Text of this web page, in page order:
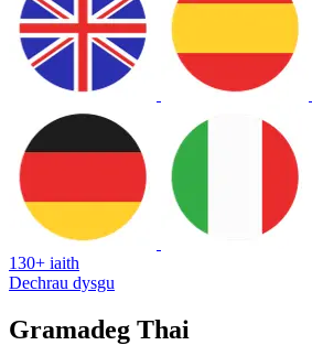
130+ iaith
Dechrau dysgu
Gramadeg Thai